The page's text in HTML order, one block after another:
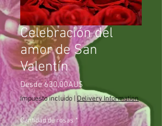
Celebración del
amor de San
Valentín
Desde630,00AU$
de
oferta
Impuesto incluido Delivery Information
Cantidad de rosas *